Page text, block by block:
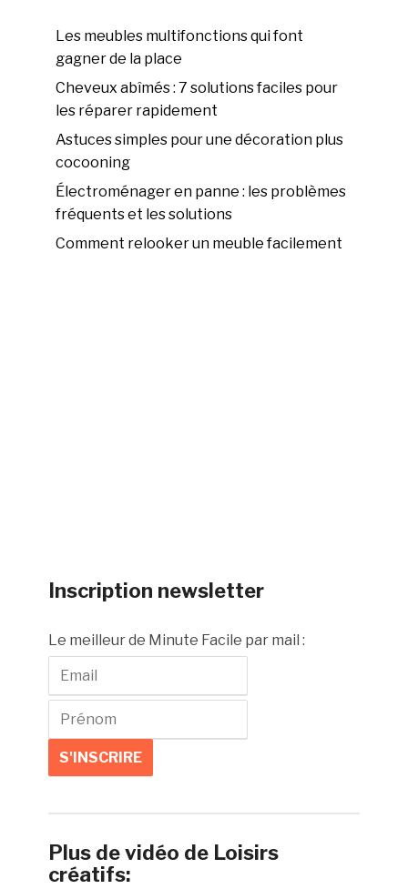
Les meubles multifonctions qui font
gagner de la place
Cheveux abîmés : 7 solutions faciles pour
les réparer rapidement
Astuces simples pour une décoration plus
cocooning
Électroménager en panne : les problèmes
fréquents et les solutions
Comment relooker un meuble facilement
Inscription newsletter
Le meilleur de Minute Facile par mail :
Plus de vidéo de Loisirs
créatifs: